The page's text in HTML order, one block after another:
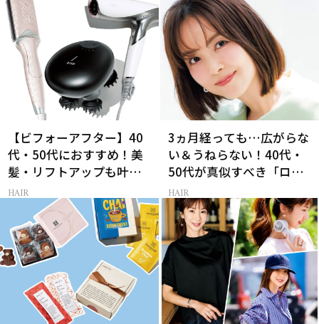
【ビフォーアフター】40
代・50代におすすめ！美
髪・リフトアップも叶う
最新ヘアケア家電3選
HAIR
3ヵ月経っても…広がらな
い＆うねらない！40代・
50代が真似すべき「ロー
レイヤーボブ」
HAIR